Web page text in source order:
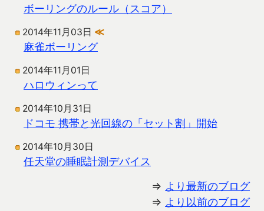
ボーリングのルール（スコア）
2014年11月03日 ≪
麻雀ボーリング
2014年11月01日
ハロウィンって
2014年10月31日
ドコモ 携帯と光回線の「セット割」開始
2014年10月30日
任天堂の睡眠計測デバイス
⇒ より最新のブログ
⇒ より以前のブログ